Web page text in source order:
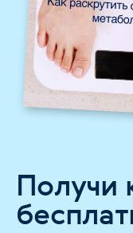
Получи